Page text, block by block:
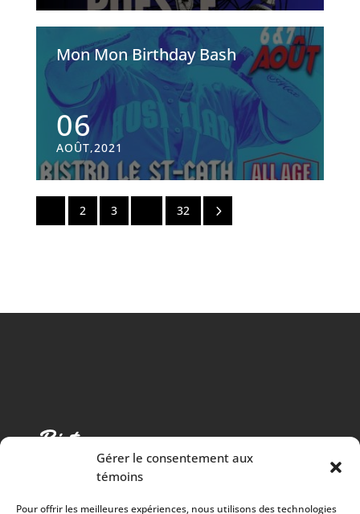
Gérer le consentement aux
témoins
Pour offrir les meilleures expériences, nous utilisons des technologies
Mon Mon Birthday Bash
06
AOÛT,2021
2 3 32 5